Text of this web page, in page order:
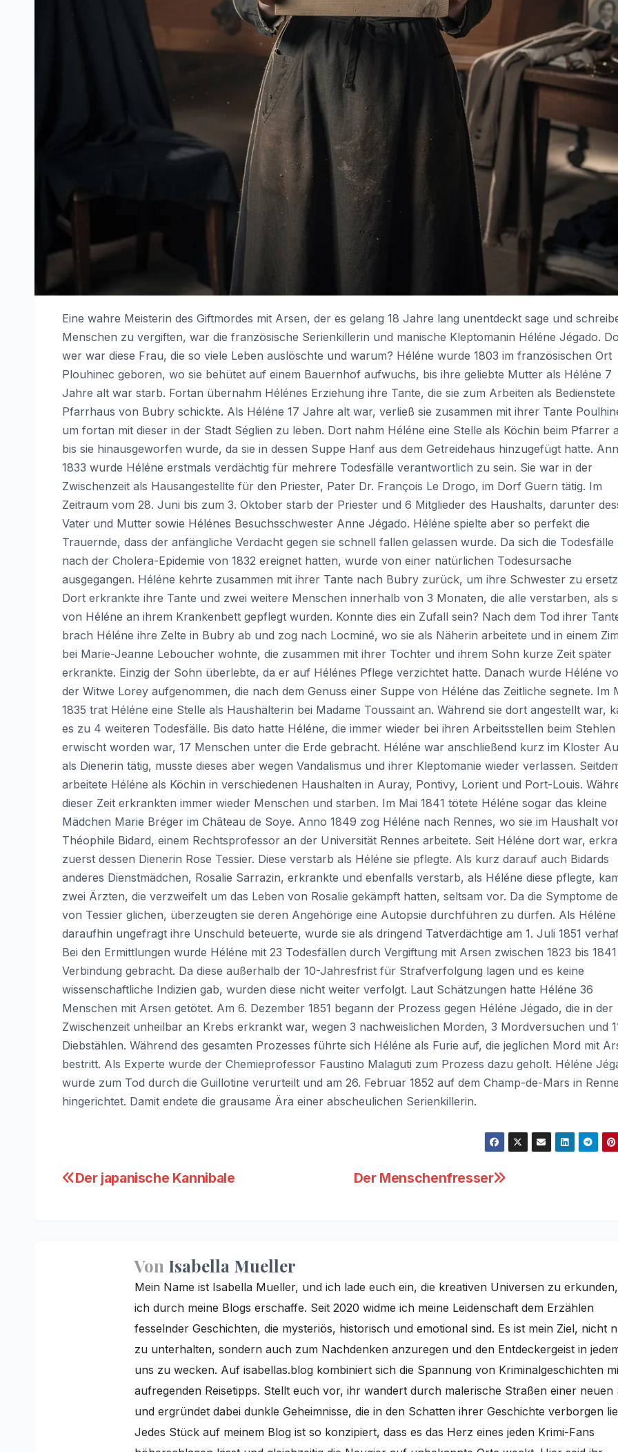
Eine wahre Meisterin des Giftmordes mit Arsen, der es gelang 18 Jahre lang unentdeckt sage und
Menschen zu vergiften, war die französische Serienkillerin und manische Kleptomanin Héléne Jégado.
wer war diese Frau, die so viele Leben auslöschte und warum? Héléne wurde 1803 im französischen Ort
Plouhinec geboren, wo sie behütet auf einem Bauernhof aufwuchs, bis ihre geliebte Mutter als Héléne 7
Jahre alt war starb. Fortan übernahm Hélénes Erziehung ihre Tante, die sie zum Arbeiten als Bedienstete
Pfarrhaus von Bubry schickte. Als Héléne 17 Jahre alt war, verließ sie zusammen mit ihrer Tante
um fortan mit dieser in der Stadt Séglien zu leben. Dort nahm Héléne eine Stelle als Köchin beim Pfarrer
bis sie hinausgeworfen wurde, da sie in dessen Suppe Hanf aus dem Getreidehaus hinzugefügt hatte.
1833 wurde Héléne erstmals verdächtig für mehrere Todesfälle verantwortlich zu sein. Sie war in der
Zwischenzeit als Hausangestellte für den Priester, Pater Dr. François Le Drogo, im Dorf Guern tätig. Im
Zeitraum vom 28. Juni bis zum 3. Oktober starb der Priester und 6 Mitglieder des Haushalts, darunter
Vater und Mutter sowie Hélénes Besuchsschwester Anne Jégado. Héléne spielte aber so perfekt die
Trauernde, dass der anfängliche Verdacht gegen sie schnell fallen gelassen wurde. Da sich die
nach der Cholera-Epidemie von 1832 ereignet hatten, wurde von einer natürlichen Todesursache
ausgegangen. Héléne kehrte zusammen mit ihrer Tante nach Bubry zurück, um ihre Schwester zu
Dort erkrankte ihre Tante und zwei weitere Menschen innerhalb von 3 Monaten, die alle verstarben, als
von Héléne an ihrem Krankenbett gepflegt wurden. Konnte dies ein Zufall sein? Nach dem Tod ihrer
brach Héléne ihre Zelte in Bubry ab und zog nach Locminé, wo sie als Näherin arbeitete und in einem
bei Marie-Jeanne Leboucher wohnte, die zusammen mit ihrer Tochter und ihrem Sohn kurze Zeit später
erkrankte. Einzig der Sohn überlebte, da er auf Hélénes Pflege verzichtet hatte. Danach wurde Héléne
der Witwe Lorey aufgenommen, die nach dem Genuss einer Suppe von Héléne das Zeitliche segnete. Im
1835 trat Héléne eine Stelle als Haushälterin bei Madame Toussaint an. Während sie dort angestellt war,
es zu 4 weiteren Todesfälle. Bis dato hatte Héléne, die immer wieder bei ihren Arbeitsstellen beim Stehlen
erwischt worden war, 17 Menschen unter die Erde gebracht. Héléne war anschließend kurz im Kloster
als Dienerin tätig, musste dieses aber wegen Vandalismus und ihrer Kleptomanie wieder verlassen.
arbeitete Héléne als Köchin in verschiedenen Haushalten in Auray, Pontivy, Lorient und Port-Louis.
dieser Zeit erkrankten immer wieder Menschen und starben. Im Mai 1841 tötete Héléne sogar das kleine
Mädchen Marie Bréger im Château de Soye. Anno 1849 zog Héléne nach Rennes, wo sie im Haushalt
Théophile Bidard, einem Rechtsprofessor an der Universität Rennes arbeitete. Seit Héléne dort war,
zuerst dessen Dienerin Rose Tessier. Diese verstarb als Héléne sie pflegte. Als kurz darauf auch Bidards
anderes Dienstmädchen, Rosalie Sarrazin, erkrankte und ebenfalls verstarb, als Héléne diese pflegte,
zwei Ärzten, die verzweifelt um das Leben von Rosalie gekämpft hatten, seltsam vor. Da die Symptome
von Tessier glichen, überzeugten sie deren Angehörige eine Autopsie durchführen zu dürfen. Als Héléne
daraufhin ungefragt ihre Unschuld beteuerte, wurde sie als dringend Tatverdächtige am 1. Juli 1851
Bei den Ermittlungen wurde Héléne mit 23 Todesfällen durch Vergiftung mit Arsen zwischen 1823 bis
Verbindung gebracht. Da diese außerhalb der 10-Jahresfrist für Strafverfolgung lagen und es keine
wissenschaftliche Indizien gab, wurden diese nicht weiter verfolgt. Laut Schätzungen hatte Héléne 36
Menschen mit Arsen getötet. Am 6. Dezember 1851 begann der Prozess gegen Héléne Jégado, die in der
Zwischenzeit unheilbar an Krebs erkrankt war, wegen 3 nachweislichen Morden, 3 Mordversuchen und
Diebstählen. Während des gesamten Prozesses führte sich Héléne als Furie auf, die jeglichen Mord mit
bestritt. Als Experte wurde der Chemieprofessor Faustino Malaguti zum Prozess dazu geholt. Héléne
wurde zum Tod durch die Guillotine verurteilt und am 26. Februar 1852 auf dem Champ-de-Mars in
hingerichtet. Damit endete die grausame Ära einer abscheulichen Serienkillerin.
Beitragsnavigation Der Menschenfresser
Der japanische Kannibale
Von Isabella Mueller
Mein Name ist Isabella Mueller, und ich lade euch ein, die kreativen Universen zu
ich durch meine Blogs erschaffe. Seit 2020 widme ich meine Leidenschaft dem Erzählen
fesselnder Geschichten, die mysteriös, historisch und emotional sind. Es ist mein Ziel, nicht
zu unterhalten, sondern auch zum Nachdenken anzuregen und den Entdeckergeist in
uns zu wecken. Auf isabellas.blog kombiniert sich die Spannung von Kriminalgeschichten
aufregenden Reisetipps. Stellt euch vor, ihr wandert durch malerische Straßen einer neuen
und ergründet dabei dunkle Geheimnisse, die in den Schatten ihrer Geschichte verborgen
Jedes Stück auf meinem Blog ist so konzipiert, dass es das Herz eines jeden Krimi-Fans